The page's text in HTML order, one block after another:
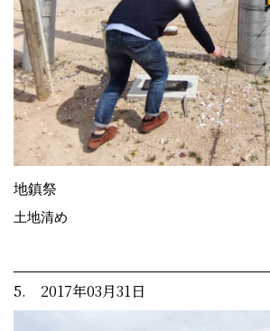
地鎮祭
土地清め
5. 2017年03月31日